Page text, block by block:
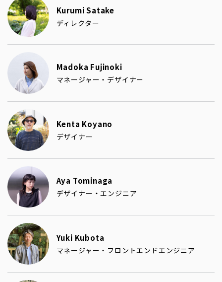
Kurumi Satake
ディレクター
Madoka Fujinoki
マネージャー・デザイナー
Kenta Koyano
デザイナー
Aya Tominaga
デザイナー・エンジニア
Yuki Kubota
マネージャー・フロントエンドエンジニア